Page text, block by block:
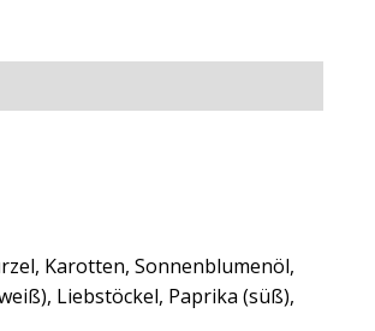
Karotten, Sonnenblumenöl,
Liebstöckel, Paprika (süß),